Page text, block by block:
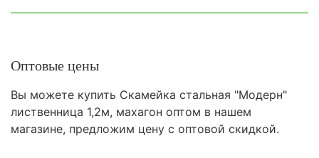
Оптовые цены
Вы можете купить Скамейка стальная "Модерн"
лиственница 1,2м, махагон оптом в нашем
магазине, предложим цену с оптовой скидкой.